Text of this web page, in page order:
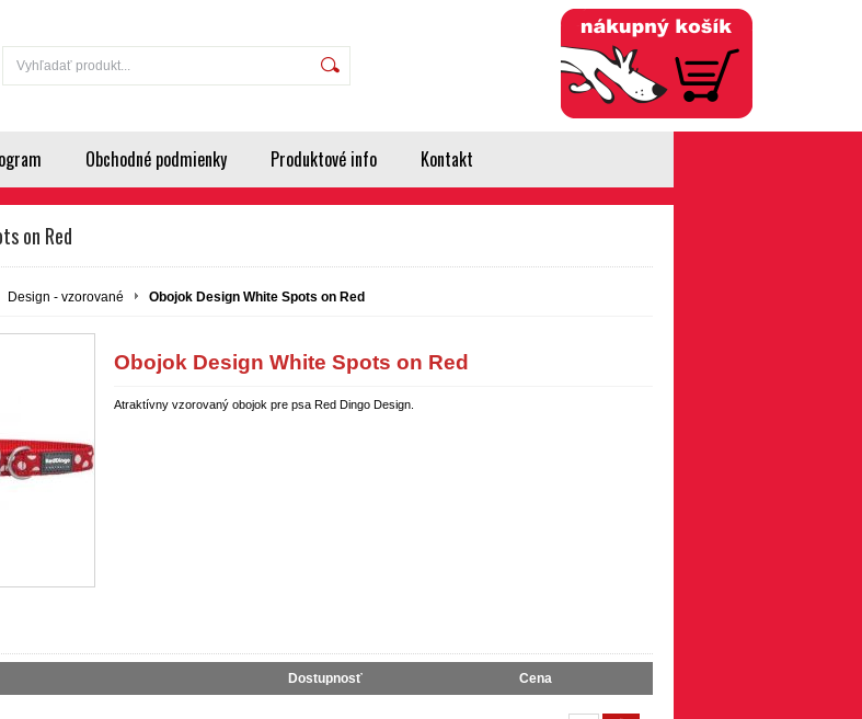
Prihlásenie Registrácia
0 položiek (0,00 €)
Obchodné podmienky Produktové info Kontakt
on Red
Design - vzorované Obojok Design White Spots on Red
Obojok Design White Spots on Red
Atraktívny vzorovaný obojok pre psa Red Dingo Design.
Dostupnosť Cena